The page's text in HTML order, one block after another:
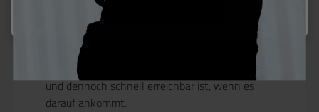
MOLLE-System
lässt sich der Pouch
stabil an Plattenträgern, Westen, Battle Belts
oder Rucksäcken befestigen. Der Verschluss
sorgt dafür, dass die Granate zuverlässig fixiert
und dennoch schnell erreichbar ist, wenn es
darauf ankommt.